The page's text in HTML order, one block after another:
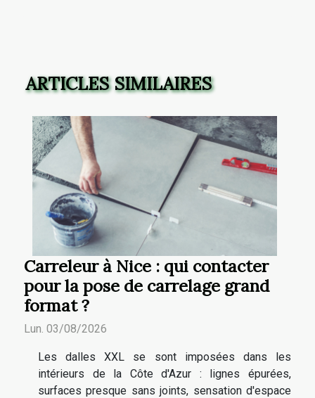
ARTICLES SIMILAIRES
Carreleur à Nice : qui contacter
pour la pose de carrelage grand
format ?
Lun. 03/08/2026
Les dalles XXL se sont imposées dans les
intérieurs de la Côte d'Azur : lignes épurées,
surfaces presque sans joints, sensation d'espace